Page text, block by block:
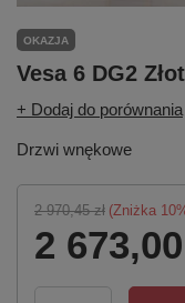
OKAZJA
Vesa 6 DG2
+ Dodaj do porównania
Drzwi wnękowe
2 970,45 zł (Zniżka 10
2